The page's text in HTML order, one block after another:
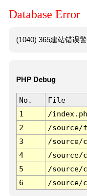
Database Error
(1040) 365建站错误
PHP Debug
No. File
1
/
2
/source/
3
/source/
4
/source/
5
/source/
6
/source/